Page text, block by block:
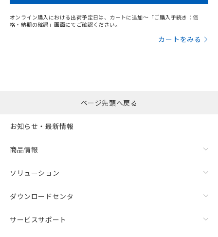
オンライン購入における出荷予定日は、カートに追加～「ご購入手続き：価
格・納期の確認」画面にてご確認ください。
カートをみる
ページ先頭へ戻る
お知らせ・最新情報
商品情報
ソリューション
ダウンロードセンタ
サービスサポート